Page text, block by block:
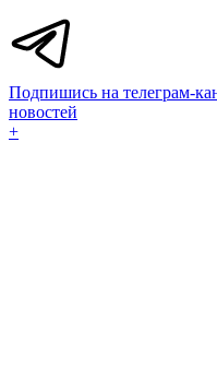
Подпишись на телеграм-
новостей
+